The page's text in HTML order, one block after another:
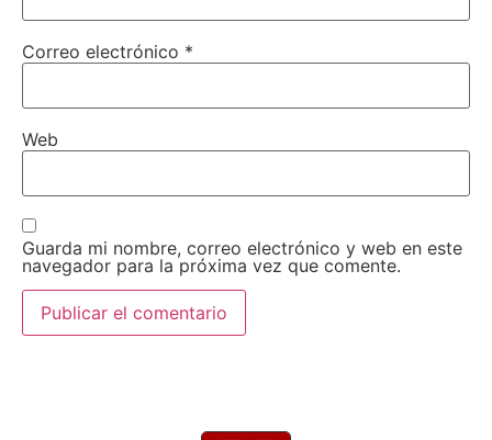
Correo electrónico *
Web
Guarda mi nombre, correo electrónico y web en este
navegador para la próxima vez que comente.